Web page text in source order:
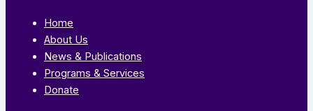
Home
About Us
News & Publications
Programs & Services
Donate